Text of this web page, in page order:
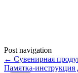
Post navigation
← Сувенирная
Памятка-инструкция